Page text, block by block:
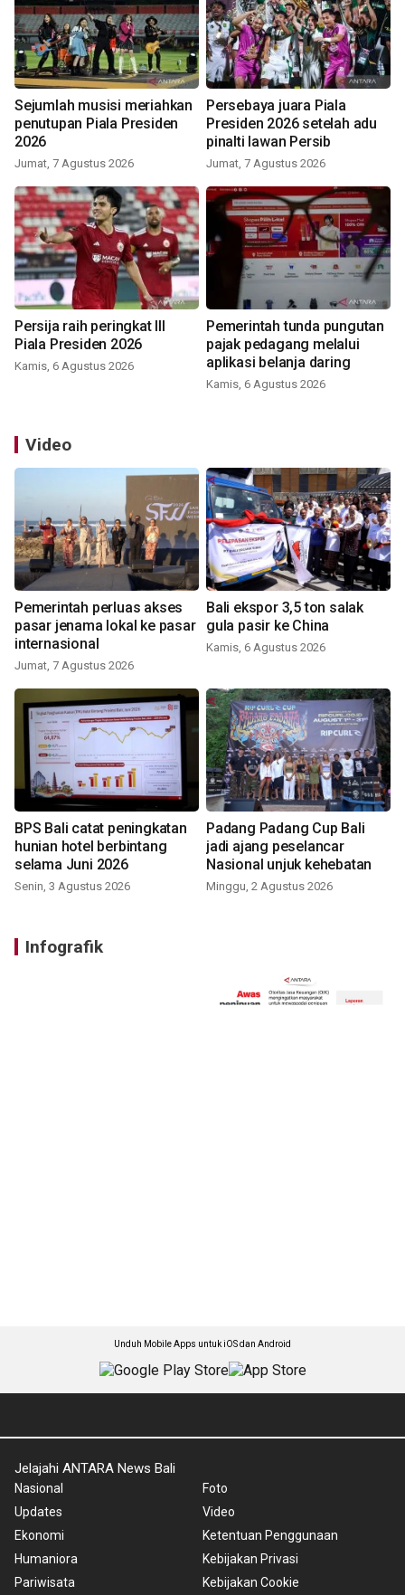
Sejumlah musisi meriahkan
penutupan Piala Presiden
2026
Jumat, 7 Agustus 2026
Persebaya juara Piala
Presiden 2026 setelah adu
pinalti lawan Persib
Jumat, 7 Agustus 2026
Persija raih peringkat III
Piala Presiden 2026
Kamis, 6 Agustus 2026
Pemerintah tunda pungutan
pajak pedagang melalui
aplikasi belanja daring
Kamis, 6 Agustus 2026
Video
Pemerintah perluas akses
pasar jenama lokal ke pasar
internasional
Jumat, 7 Agustus 2026
Bali ekspor 3,5 ton salak
gula pasir ke China
Kamis, 6 Agustus 2026
BPS Bali catat peningkatan
hunian hotel berbintang
selama Juni 2026
Senin, 3 Agustus 2026
Padang Padang Cup Bali
jadi ajang peselancar
Nasional unjuk kehebatan
Minggu, 2 Agustus 2026
Infografik
Unduh Mobile Apps untuk iOS dan Android
Jelajahi ANTARA News Bali
Nasional
Updates
Ekonomi
Humaniora
Pariwisata
Foto
Video
Ketentuan Penggunaan
Kebijakan Privasi
Kebijakan Cookie